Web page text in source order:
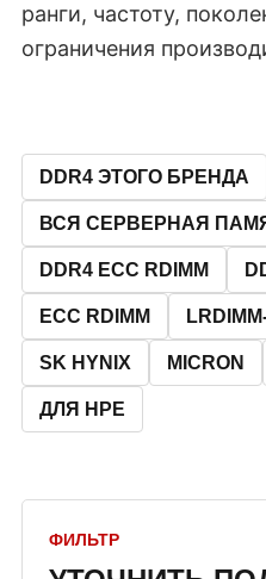
ранги, частоту,
ограничения
DDR4 ЭТОГО БРЕНДА
ВСЯ СЕРВЕРНАЯ
DDR4 ECC RDIMM
ECC RDIMM
SK HYNIX MICRON
ДЛЯ HPE
ФИЛЬТР